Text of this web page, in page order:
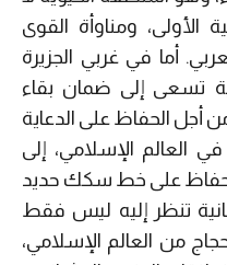
ومناوأة القوى
أما في غربي الجزيرة
تسعى إلى ضمان بقاء
أجل الحفاظ على الدعاية
في العالم الإسلامي، إلى
على خط سكك حديد
تنظر إليه ليس فقط
من العالم الإسلامي،